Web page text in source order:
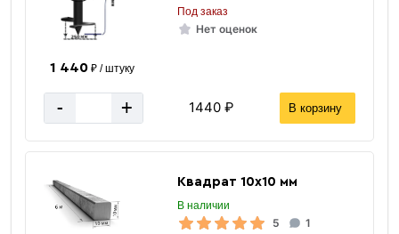
Под заказ
Нет оценок
1 440₽ / штуку
- + 1440 ₽ В корзину
Квадрат 10х10 мм
В наличии
5 1